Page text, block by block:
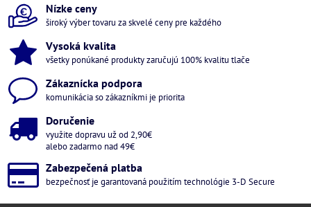
Nízke ceny
široký výber tovaru za skvelé ceny pre každého
Vysoká kvalita
všetky ponúkané produkty zaručujú 100% kvalitu tlače
Zákaznícka podpora
komunikácia so zákazníkmi je priorita
Doručenie
využite dopravu už od 2,90€
alebo zadarmo nad 49€
Zabezpečená platba
bezpečnosť je garantovaná použitím technológie 3-D Secure